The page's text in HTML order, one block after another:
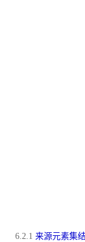
6.2.1 来源元素集